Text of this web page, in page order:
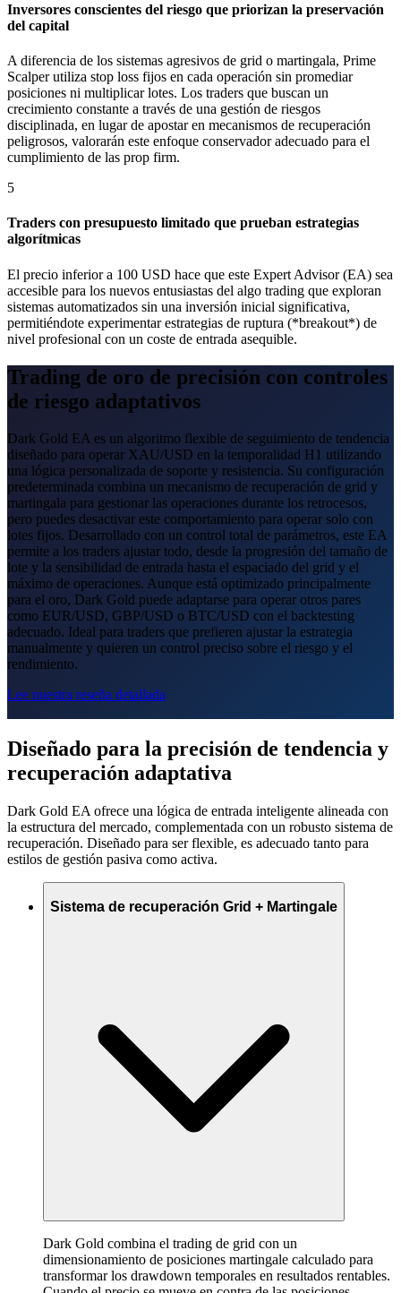
Inversores conscientes del riesgo que priorizan la preservación
del capital
A diferencia de los sistemas agresivos de grid o martingala, Prime
Scalper utiliza stop loss fijos en cada operación sin promediar
posiciones ni multiplicar lotes. Los traders que buscan un
crecimiento constante a través de una gestión de riesgos
disciplinada, en lugar de apostar en mecanismos de recuperación
peligrosos, valorarán este enfoque conservador adecuado para el
cumplimiento de las prop firm.
5
Traders con presupuesto limitado que prueban estrategias
algorítmicas
El precio inferior a 100 USD hace que este Expert Advisor (EA) sea
accesible para los nuevos entusiastas del algo trading que exploran
sistemas automatizados sin una inversión inicial significativa,
permitiéndote experimentar estrategias de ruptura (*breakout*) de
nivel profesional con un coste de entrada asequible.
Trading de oro de precisión con controles
de riesgo adaptativos
Dark Gold EA es un algoritmo flexible de seguimiento de tendencia
diseñado para operar XAU/USD en la temporalidad H1 utilizando
una lógica personalizada de soporte y resistencia. Su configuración
predeterminada combina un mecanismo de recuperación de grid y
martingala para gestionar las operaciones durante los retrocesos,
pero puedes desactivar este comportamiento para operar solo con
lotes fijos. Desarrollado con un control total de parámetros, este EA
permite a los traders ajustar todo, desde la progresión del tamaño de
lote y la sensibilidad de entrada hasta el espaciado del grid y el
máximo de operaciones. Aunque está optimizado principalmente
para el oro, Dark Gold puede adaptarse para operar otros pares
como EUR/USD, GBP/USD o BTC/USD con el backtesting
adecuado. Ideal para traders que prefieren ajustar la estrategia
manualmente y quieren un control preciso sobre el riesgo y el
rendimiento.
Lee nuestra reseña detallada
Diseñado para la precisión de tendencia y
recuperación adaptativa
Dark Gold EA ofrece una lógica de entrada inteligente alineada con
la estructura del mercado, complementada con un robusto sistema de
recuperación. Diseñado para ser flexible, es adecuado tanto para
estilos de gestión pasiva como activa.
Sistema de recuperación Grid + Martingale
Dark Gold combina el trading de grid con un
dimensionamiento de posiciones martingale calculado para
transformar los drawdown temporales en resultados rentables.